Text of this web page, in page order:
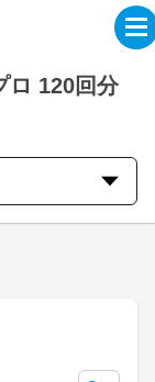
ロ 120回分